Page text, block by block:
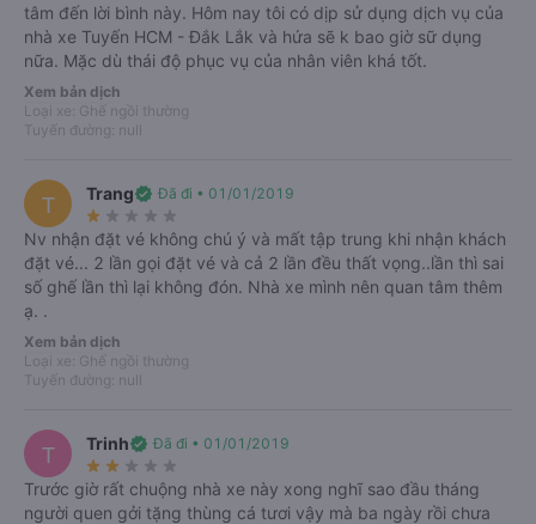
Vị trí còn trống khi đặt vé xe Quý Thảo sẽ tùy thuộc vào thời điểm khách
hàng liên hệ. Thường vào các ngày cuối tuần, lượng hành khách di chuyển
sẽ nhiều hơn, nên để có được vị trí tốt, bạn cần lập kế hoạch sớm và liên
hệ đặt giữ chỗ trước.
Xe Quý Thảo đi Bình Định
Xe có hỗ trợ đón tại các điểm hẹn trên đường xe đi, cần lưu ý giữ điện
thoại luôn luôn trong tình trạng có thể liên hệ được.
tâm đến lời bình này. Hôm nay tôi có dịp sử dụng dịch vụ của
nhà xe Tuyến HCM - Đắk Lắk và hứa sẽ k bao giờ sữ dụng
nữa. Mặc dù thái độ phục vụ của nhân viên khá tốt.
Xem bản dịch
Loại xe: Ghế ngồi thường
Tuyến đường: null
T Trangverified Đã đi • 01/01/2019
star_rate star_rate star_rate star_rate star_rate
Nv nhận đặt vé không chú ý và mất tập trung khi nhận khách
đặt vé... 2 lần gọi đặt vé và cả 2 lần đều thất vọng..lần thì sai
số ghế lần thì lại không đón. Nhà xe mình nên quan tâm thêm
ạ. .
Xem bản dịch
Loại xe: Ghế ngồi thường
Tuyến đường: null
T Trinhverified Đã đi • 01/01/2019
star_rate star_rate star_rate star_rate star_rate
Trước giờ rất chuộng nhà xe này xong nghĩ sao đầu tháng
người quen gởi tặng thùng cá tươi vậy mà ba ngày rồi chưa